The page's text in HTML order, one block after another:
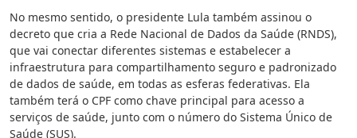
No mesmo sentido, o presidente Lula também assinou o
decreto que cria a Rede Nacional de Dados da Saúde (RNDS),
que vai conectar diferentes sistemas e estabelecer a
infraestrutura para compartilhamento seguro e padronizado
de dados de saúde, em todas as esferas federativas. Ela
também terá o CPF como chave principal para acesso a
serviços de saúde, junto com o número do Sistema Único de
Saúde (SUS).